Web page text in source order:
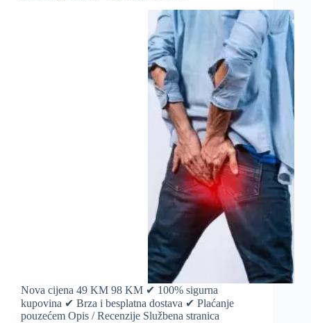
Nova cijena 49 KM 98 KM ✔ 100% sigurna
kupovina ✔ Brza i besplatna dostava ✔ Plaćanje
pouzećem Opis / Recenzije Službena stranica